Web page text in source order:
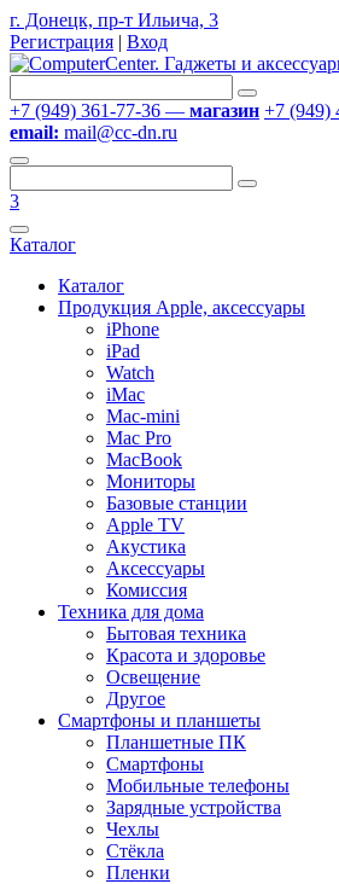
г. Донецк, пр-т Ильича, 3
Регистрация | Вход
+7 (949) 361-77-36 — магазин +7 (949)
email: mail@cc-dn.ru
3
Каталог
Каталог
Продукция Apple, аксессуары
iPhone
iPad
Watch
iMac
Mac-mini
Mac Pro
MacBook
Мониторы
Базовые станции
Apple TV
Акустика
Аксессуары
Комиссия
Техника для дома
Бытовая техника
Красота и здоровье
Освещение
Другое
Смартфоны и планшеты
Планшетные ПК
Смартфоны
Мобильные телефоны
Зарядные устройства
Чехлы
Стёкла
Пленки